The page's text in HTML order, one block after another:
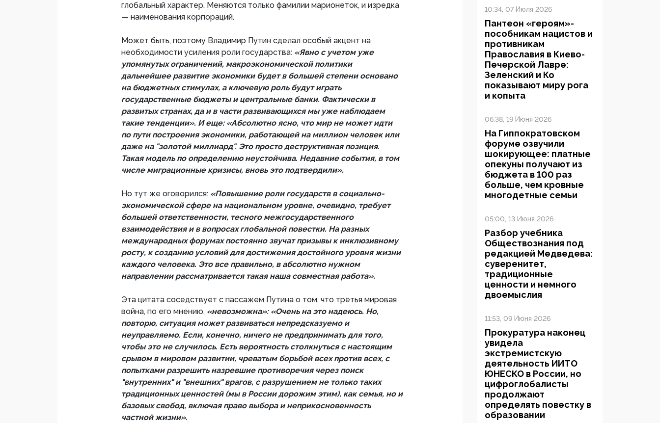
глобальный характер. Меняются только фамилии марионеток, и изредка
— наименования корпораций.
Может быть, поэтому Владимир Путин сделал особый акцент на
необходимости усиления роли государства: «Явно с учетом уже
упомянутых ограничений, макроэкономической политики
дальнейшее развитие экономики будет в большей степени основано
на бюджетных стимулах, а ключевую роль будут играть
государственные бюджеты и центральные банки. Фактически в
развитых странах, да и в части развивающихся мы уже наблюдаем
такие тенденции». И еще: «Абсолютно ясно, что мир не может идти
по пути построения экономики, работающей на миллион человек или
даже на "золотой миллиард". Это просто деструктивная позиция.
Такая модель по определению неустойчива. Недавние события, в том
числе миграционные кризисы, вновь это подтвердили».
Но тут же оговорился: «Повышение роли государств в социально-
экономической сфере на национальном уровне, очевидно, требует
большей ответственности, тесного межгосударственного
взаимодействия и в вопросах глобальной повестки. На разных
международных форумах постоянно звучат призывы к инклюзивному
росту, к созданию условий для достижения достойного уровня жизни
каждого человека. Это все правильно, в абсолютно нужном
направлении рассматривается такая наша совместная работа».
Эта цитата соседствует с пассажем Путина о том, что третья мировая
война, по его мнению, «невозможна»: «Очень на это надеюсь. Но,
повторю, ситуация может развиваться непредсказуемо и
неуправляемо. Если, конечно, ничего не предпринимать для того,
чтобы это не случилось. Есть вероятность столкнуться с настоящим
срывом в мировом развитии, чреватым борьбой всех против всех, с
попытками разрешить назревшие противоречия через поиск
"внутренних" и "внешних" врагов, с разрушением не только таких
традиционных ценностей (мы в России дорожим этим), как семья, но и
базовых свобод, включая право выбора и неприкосновенность
частной жизни».
10:34, 07 Июля 2026
Пантеон «героям»-
пособникам нацистов и
противникам
Православия в Киево-
Печерской Лавре:
Зеленский и Ко
показывают миру рога
и копыта
06:38, 19 Июня 2026
На Гиппократовском
форуме озвучили
шокирующее: платные
опекуны получают из
бюджета в 100 раз
больше, чем кровные
многодетные семьи
05:00, 13 Июня 2026
Разбор учебника
Обществознания под
редакцией Медведева:
суверенитет,
традиционные
ценности и немного
двоемыслия
11:53, 09 Июня 2026
Прокуратура наконец
увидела
экстремистскую
деятельность ИИТО
ЮНЕСКО в России, но
цифроглобалисты
продолжают
определять повестку в
образовании